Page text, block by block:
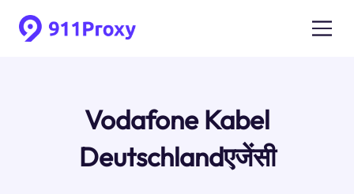
Vodafone Kabel
Deutschlandएजेंसी